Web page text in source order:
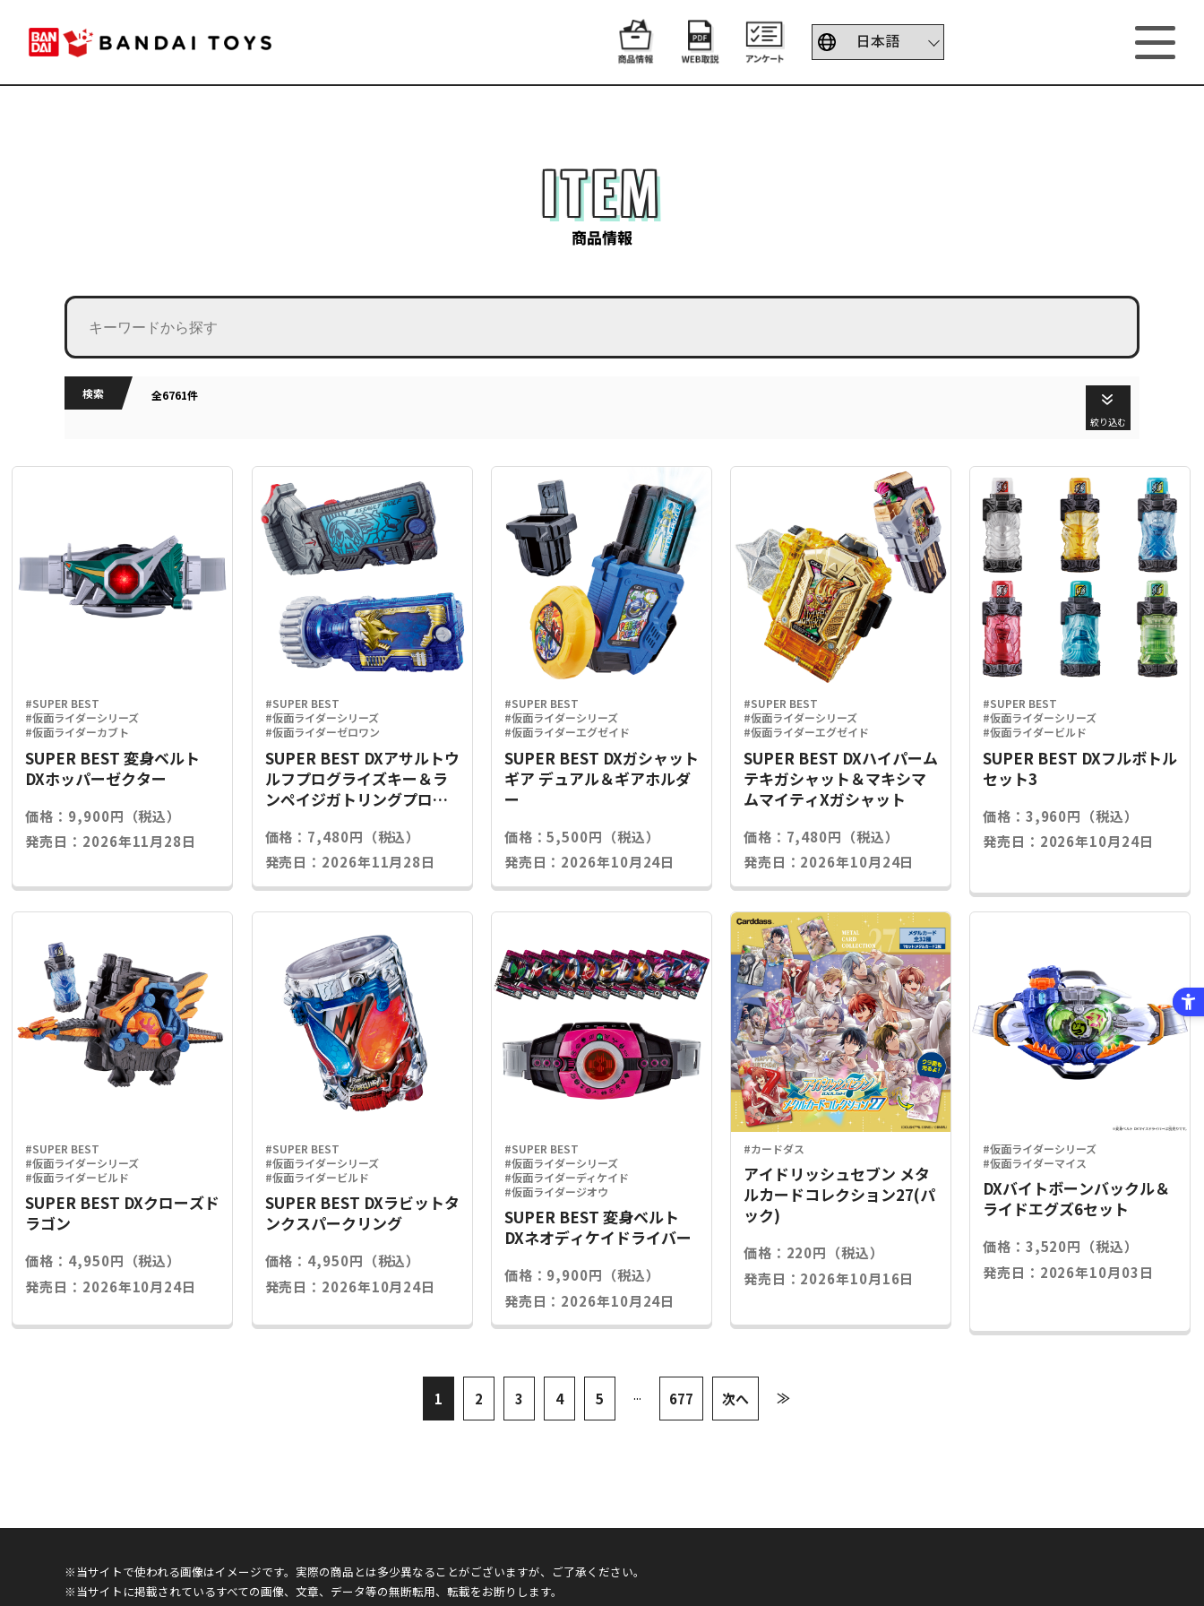
ITEM
商品情報
検索 全6761件
絞り込む
#SUPER BEST
#仮面ライダーシリーズ
#仮面ライダーカブト
SUPER BEST 変身ベルト
DXホッパーゼクター
価格：9,900円（税込）
発売日：2026年11月28日
#SUPER BEST
#仮面ライダーシリーズ
#仮面ライダーゼロワン
SUPER BEST DXアサルトウ
ルフプログライズキー＆ラ
ンペイジガトリングプログ
価格：7,480円（税込）
発売日：2026年11月28日
#SUPER BEST
#仮面ライダーシリーズ
#仮面ライダーエグゼイド
SUPER BEST DXガシャット
ギア デュアル＆ギアホルダ
ー
価格：5,500円（税込）
発売日：2026年10月24日
#SUPER BEST
#仮面ライダーシリーズ
#仮面ライダーエグゼイド
SUPER BEST DXハイパーム
テキガシャット＆マキシマ
ムマイティXガシャット
価格：7,480円（税込）
発売日：2026年10月24日
#SUPER BEST
#仮面ライダーシリーズ
#仮面ライダービルド
SUPER BEST DXフルボトル
セット3
価格：3,960円（税込）
発売日：2026年10月24日
#SUPER BEST
#仮面ライダーシリーズ
#仮面ライダービルド
SUPER BEST DXクローズド
ラゴン
価格：4,950円（税込）
発売日：2026年10月24日
#SUPER BEST
#仮面ライダーシリーズ
#仮面ライダービルド
SUPER BEST DXラビットタ
ンクスパークリング
価格：4,950円（税込）
発売日：2026年10月24日
#SUPER BEST
#仮面ライダーシリーズ
#仮面ライダーディケイド
#仮面ライダージオウ
SUPER BEST 変身ベルト
DXネオディケイドライバー
価格：9,900円（税込）
発売日：2026年10月24日
#カードダス
アイドリッシュセブン メタ
ルカードコレクション27(パ
ック)
価格：220円（税込）
発売日：2026年10月16日
#仮面ライダーシリーズ
#仮面ライダーマイス
DXバイトボーンバックル＆
ライドエグズ6セット
価格：3,520円（税込）
発売日：2026年10月03日
1 2 3 4 5 ... 677 次へ ≫
※当サイトで使われる画像はイメージです。実際の商品とは多少異なることがございますが、ご了承ください。
※当サイトに掲載されているすべての画像、文章、データ等の無断転用、転載をお断りします。